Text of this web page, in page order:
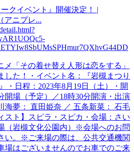
クイベント』開催決定！ |
アニプレ...
メ「その着せ替え人形は恋をする」
した！・イベント名：『岩槻まつり
・日程：2023年8月19日（土）・開
開場（予定）／18時30分開演・出演
海夢： 直田姫奈 ／ 五条新菜： 石毛
スピラ・スピカ・会場：さい
（岩槻文化公園内）※会場へのお問
い。※ご来場の際は、公共交通機関
場はございませんのでお車でのご来